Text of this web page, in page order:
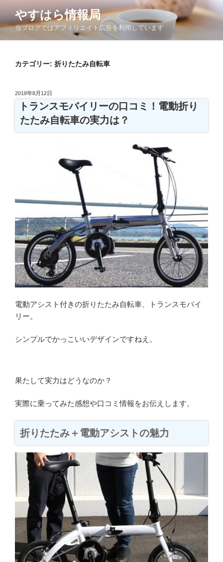
テ
ン
やすはら情報局
当ブログではアフィリエイト広告を利用しています
カテゴリー: 折りたたみ自転車
投
2018年8月12日
トランスモバイリーの口コミ！電動折り
たたみ自転車の実力は？
電動アシスト付きの折りたたみ自転車、トランスモバイ
リー。
シンプルでかっこいいデザインですねえ。
果たして実力はどうなのか？
実際に乗ってみた感想や口コミ情報をお伝えします。
折りたたみ＋電動アシストの魅力